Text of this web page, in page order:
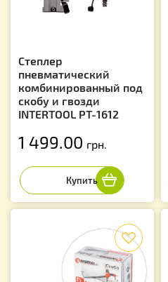
Степлер
пневматический
комбинированный под
скобу и гвозди
INTERTOOL PT-1612
1 499.00 грн.